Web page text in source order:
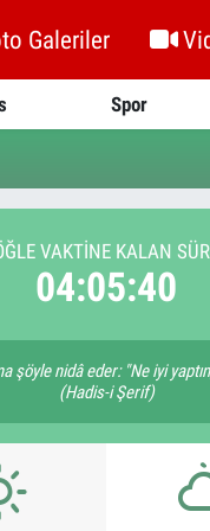
Galeriler
Spor
VAKTİNE KALAN
04:05:40
nidâ eder: "Ne iyi
(Hadis-i Şerif)